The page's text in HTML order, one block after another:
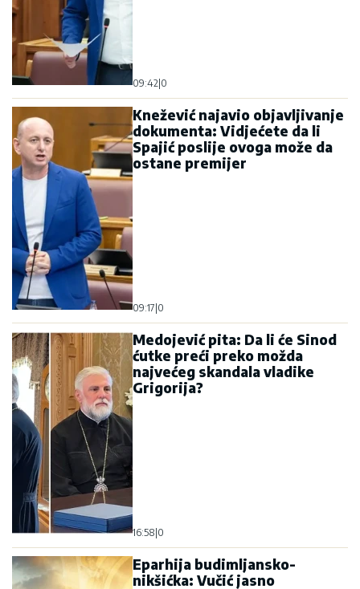
09:42 0
Knežević najavio objavljivanje
dokumenta: Vidjećete da li
Spajić poslije ovoga može da
ostane premijer
09:17 0
Medojević pita: Da li će Sinod
ćutke preći preko možda
najvećeg skandala vladike
Grigorija?
16:58 0
Eparhija budimljansko-
nikšićka: Vučić jasno